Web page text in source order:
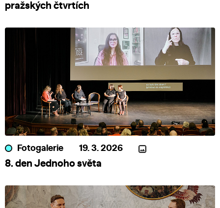
pražských čtvrtích
Fotogalerie 19. 3. 2026
8. den Jednoho světa